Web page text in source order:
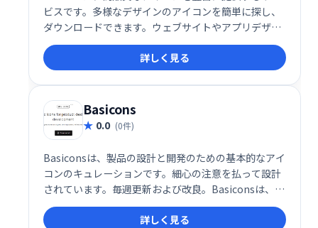
ビスです。多様なデザインのアイコンを簡単に探し、
ダウンロードできます。ウェブサイトやアプリデザイ
ンを魅力的にするのに最適です。
詳しく見る
Basicons
0.0 (0件)
Basiconsは、製品の設計と開発のための基本的なアイ
コンのキュレーションです。細心の注意を払って設計
されています。毎週更新および改良。Basiconsは、
24x24グリッドで設計されており、ストロークはその
ままで高度なカスタマイズが可能です。
詳しく見る